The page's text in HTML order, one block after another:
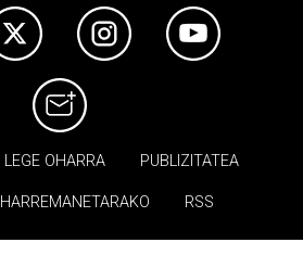
LEGE OHARRA PUBLIZITATEA
HARREMANETARAKO RSS